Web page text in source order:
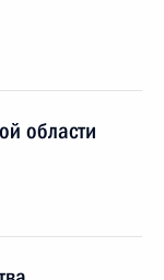
области